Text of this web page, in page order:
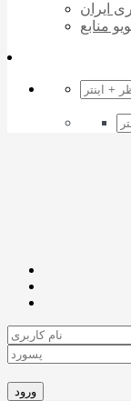
ایران
منابع